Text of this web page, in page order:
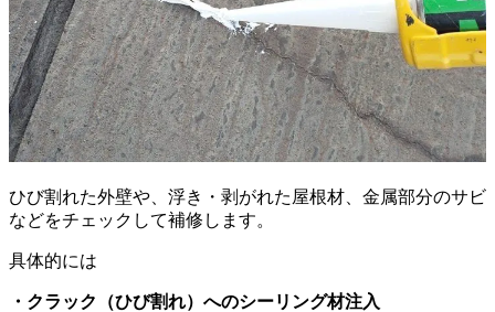
ひび割れた外壁や、浮き・剥がれた屋根材、金属部分のサビ
などをチェックして補修します。
具体的には
・クラック（ひび割れ）へのシーリング材注入